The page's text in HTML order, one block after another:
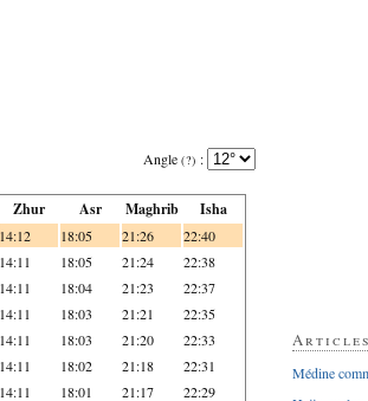
Angle (?) :
Zhur Asr Maghrib Isha
14:12 18:05 21:26 22:40
14:11 18:05 21:24 22:38
14:11 18:04 21:23 22:37
14:11 18:03 21:21 22:35
14:11 18:03 21:20 22:33
14:11 18:02 21:18 22:31
14:11 18:01 21:17 22:29
Médine